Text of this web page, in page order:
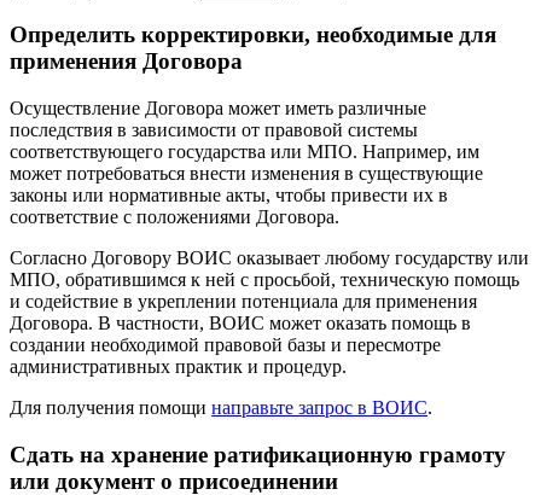
Определить корректировки, необходимые для
применения Договора
Осуществление Договора может иметь различные
последствия в зависимости от правовой системы
соответствующего государства или МПО. Например, им
может потребоваться внести изменения в существующие
законы или нормативные акты, чтобы привести их в
соответствие с положениями Договора.
Согласно Договору ВОИС оказывает любому государству или
МПО, обратившимся к ней с просьбой, техническую помощь
и содействие в укреплении потенциала для применения
Договора. В частности, ВОИС может оказать помощь в
создании необходимой правовой базы и пересмотре
административных практик и процедур.
Для получения помощи направьте запрос в ВОИС.
Сдать на хранение ратификационную грамоту
или документ о присоединении